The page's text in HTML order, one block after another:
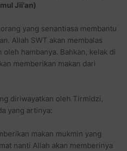
Jii'an)
yang senantiasa membantu
Allah SWT akan membalas
oleh hambanya. Bahkan, kelak di
memberikan makan dari
diriwayatkan oleh Tirmidzi,
yang artinya:
makan mukmin yang
nanti Allah akan memberinya